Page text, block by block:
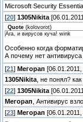
Microsoft Security
[20] 1305Nikita
Quote (kolovorot)
Ага, и вирусов куча! wink
Особенно когда
А почему нет
[21 ] Мегорап
1305Nikita , не понял?
[22] 1305Nikita
Мегорап , Антивирус
[23] Мегорап